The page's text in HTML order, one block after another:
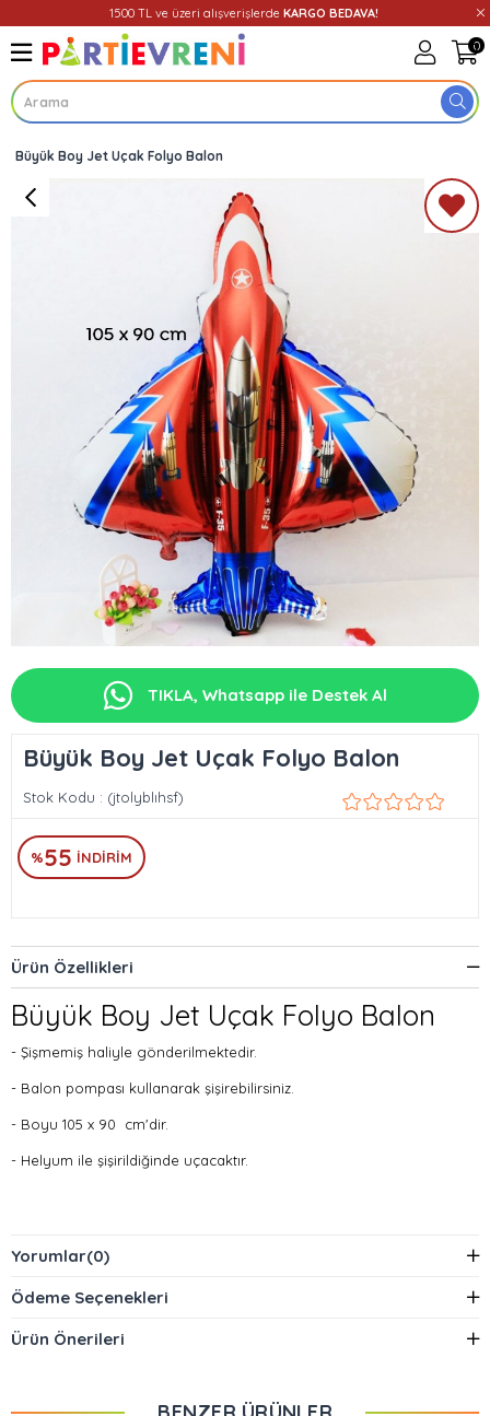
1500 TL ve üzeri alışverişlerde KARGO BEDAVA!
0
Üye Girişi
Büyük Boy Jet Uçak Folyo Balon
TIKLA, Whatsapp ile Destek Al
Büyük Boy Jet Uçak Folyo Balon
Stok Kodu (jtolyblıhsf)
%55 İNDIRIM
Ürün Özellikleri
Büyük Boy Jet Uçak Folyo Balon
- Şişmemiş haliyle gönderilmektedir.
- Balon pompası kullanarak şişirebilirsiniz.
- Boyu 105 x 90 cm'dir.
- Helyum ile şişirildiğinde uçacaktır.
Yorumlar(0)
Ödeme Seçenekleri
Ürün Önerileri